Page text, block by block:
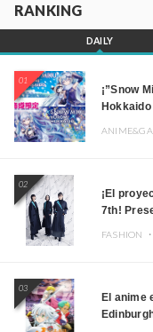
RANKING
DAILY
01
¡”Snow
Hokkaido
02
¡El
7th!
FASHION
03
El anime